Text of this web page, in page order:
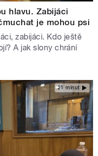
hlavu. Zabijáci
je mohou psi
zabijáci. Kdo ještě
A jak slony chrání
21 minut